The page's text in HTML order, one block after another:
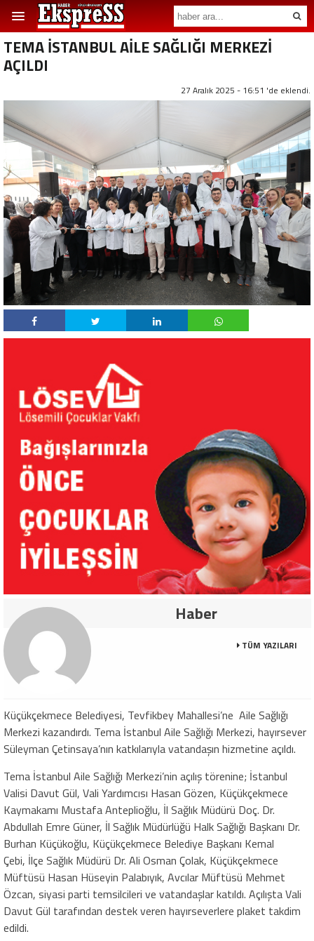
TEMA İSTANBUL AİLE SAĞLIĞI MERKEZİ
AÇILDI
27 Aralık 2025 - 16:51 'de eklendi.
Haber
TÜM YAZILARI
Küçükçekmece Belediyesi, Tevfikbey Mahallesi’ne Aile Sağlığı
Merkezi kazandırdı. Tema İstanbul Aile Sağlığı Merkezi, hayırsever
Süleyman Çetinsaya’nın katkılarıyla vatandaşın hizmetine açıldı.
Tema İstanbul Aile Sağlığı Merkezi’nin açılış törenine; İstanbul
Valisi Davut Gül, Vali Yardımcısı Hasan Gözen, Küçükçekmece
Kaymakamı Mustafa Anteplioğlu, İl Sağlık Müdürü Doç. Dr.
Abdullah Emre Güner, İl Sağlık Müdürlüğü Halk Sağlığı Başkanı Dr.
Burhan Küçükoğlu, Küçükçekmece Belediye Başkanı Kemal
Çebi, İlçe Sağlık Müdürü Dr. Ali Osman Çolak, Küçükçekmece
Müftüsü Hasan Hüseyin Palabıyık, Avcılar Müftüsü Mehmet
Özcan, siyasi parti temsilcileri ve vatandaşlar katıldı. Açılışta Vali
Davut Gül tarafından destek veren hayırseverlere plaket takdim
edildi.